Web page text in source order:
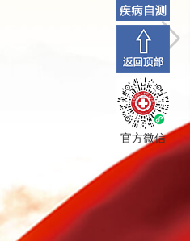
官方微信